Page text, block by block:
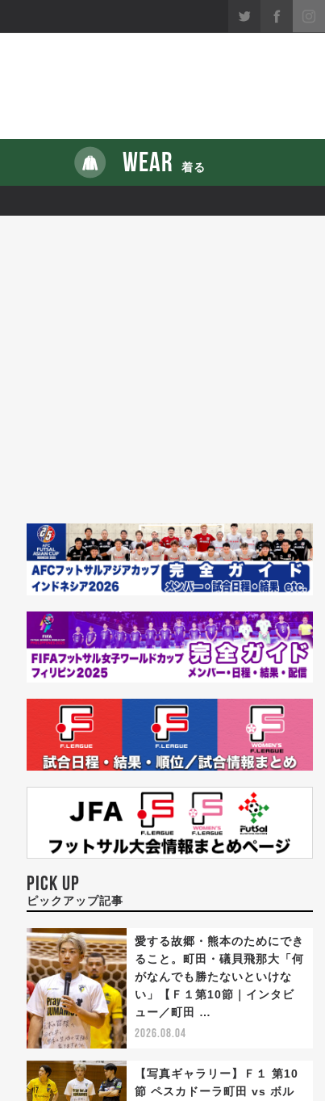
WEAR 着る
PICK UP
ピックアップ記事
愛する故郷・熊本のためにでき
ること。町田・礒貝飛那大「何
がなんでも勝たないといけな
い」【Ｆ１第10節｜インタビ
ュー／町田 …
2026.08.04
【写真ギャラリー】Ｆ１ 第10
節 ペスカドーラ町田 vs ボル